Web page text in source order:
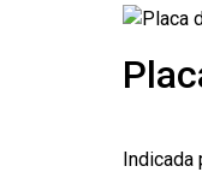
Indicada